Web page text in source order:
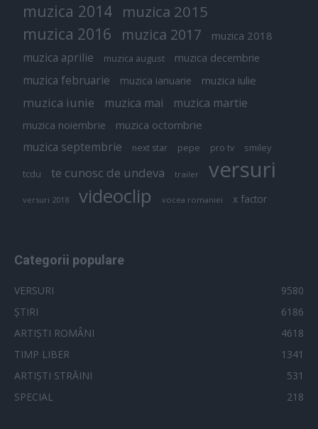
muzica 2014 muzica 2015
muzica 2016 muzica 2017 muzica 2018
muzica aprilie muzica august muzica decembrie
muzica februarie muzica ianuarie muzica iulie
muzica iunie muzica mai muzica martie
muzica noiembrie muzica octombrie
muzica septembrie next star pepe pro tv smiley
tcdu te cunosc de undeva trailer versuri
versuri 2018 videoclip vocea romaniei x factor
Categorii populare
VERSURI
9580
ȘTIRI
6186
ARTIȘTI ROMÂNI
4618
TIMP LIBER
1341
ARTIȘTI STRĂINI
531
SPECIAL
218